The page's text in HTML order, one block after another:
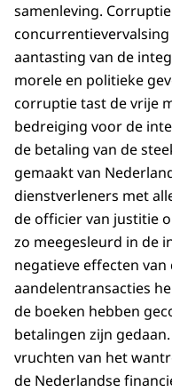
samenleving.
aantasting van de
morele en politieke
corruptie tast de vrije
bedreiging voor de
de betaling van de
gemaakt van
dienstverleners met
de officier van justitie
zo meegesleurd in de
negatieve effecten
aandelentransacties
de boeken hebben
betalingen zijn
vruchten van het
de Nederlandse